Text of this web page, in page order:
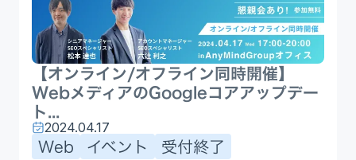
【オンライン/オフライン同時開催】
WebメディアのGoogleコアアップデー
ト...
2024.04.17
Web イベント 受付終了